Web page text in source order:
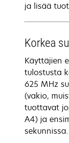
ja lisää
Korkea
Käyttäjien
tulostusta
625 MHz
(vakio,
tuottavat
A4) ja
sekunnissa.